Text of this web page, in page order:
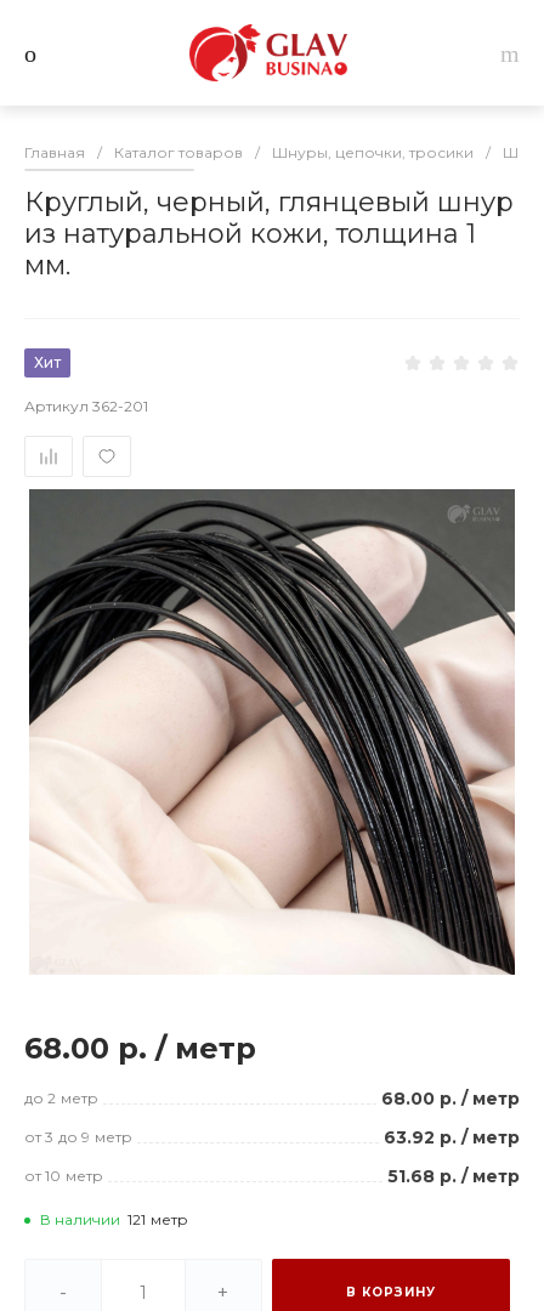
Главная / Каталог товаров / Шнуры, цепочки, тросики /
Круглый, черный, глянцевый шнур
из натуральной кожи, толщина 1
мм.
Хит
Артикул 362-201
68.00 р. / метр
до 2 метр 68.00 р. / метр
от 3 до 9 метр 63.92 р. / метр
от 10 метр 51.68 р. / метр
В наличии 121 метр
- + В КОРЗИНУ